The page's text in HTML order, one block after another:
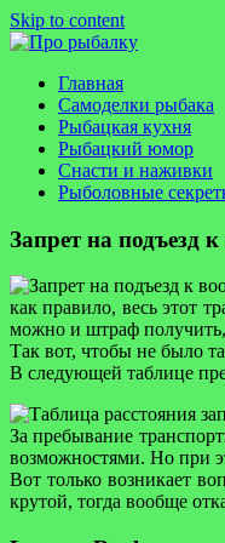
Skip to content
Про рыбалку
Сайт об особенностях
Главная
Самоделки рыбака
Рыбацкая кухня
Рыбацкий юмор
Снасти и наживки
Рыболовные
Запрет на подъезд
как правило, весь этот
можно и штраф
Так вот, чтобы не было
В следующей таблице
За пребывание
возможностями. Но при
Вот только возникает
крутой, тогда вообще